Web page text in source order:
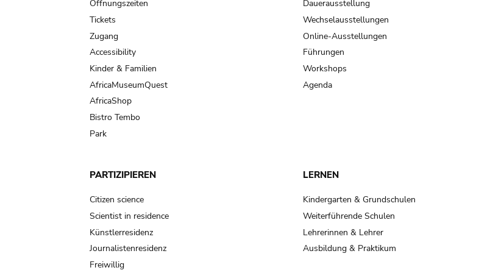
navigation
Öffnungszeiten
Tickets
Zugang
Accessibility
Kinder & Familien
AfricaMuseumQuest
AfricaShop
Bistro Tembo
Park
Dauerausstellung
Wechselausstellungen
Online-Ausstellungen
Führungen
Workshops
Agenda
PARTIZIPIEREN
Citizen science
Scientist in residence
Künstlerresidenz
Journalistenresidenz
Freiwillig
LERNEN
Kindergarten & Grundschulen
Weiterführende Schulen
Lehrerinnen & Lehrer
Ausbildung & Praktikum